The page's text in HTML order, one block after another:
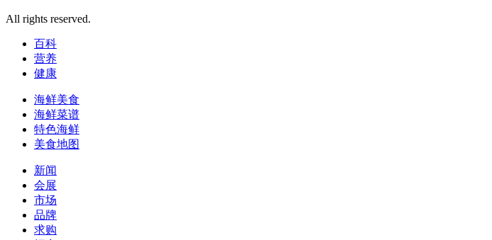
All rights reserved.
百科
营养
健康
海鲜美食
海鲜菜谱
特色海鲜
美食地图
新闻
会展
市场
品牌
求购